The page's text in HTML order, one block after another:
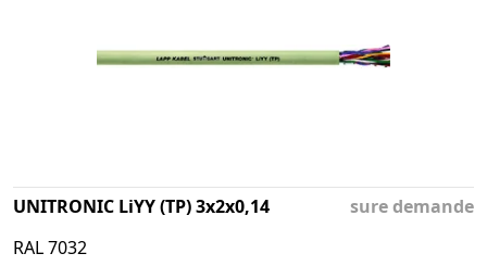
UNITRONIC LiYY (TP) 3x2x0,14
RAL 7032
sure demande